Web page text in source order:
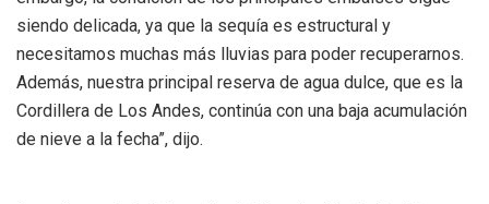
siendo delicada, ya que la sequía es estructural y
necesitamos muchas más lluvias para poder recuperarnos.
Además, nuestra principal reserva de agua dulce, que es la
Cordillera de Los Andes, continúa con una baja acumulación
de nieve a la fecha”, dijo.